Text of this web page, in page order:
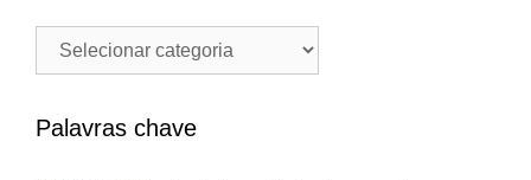
Municípios
Palavras chave